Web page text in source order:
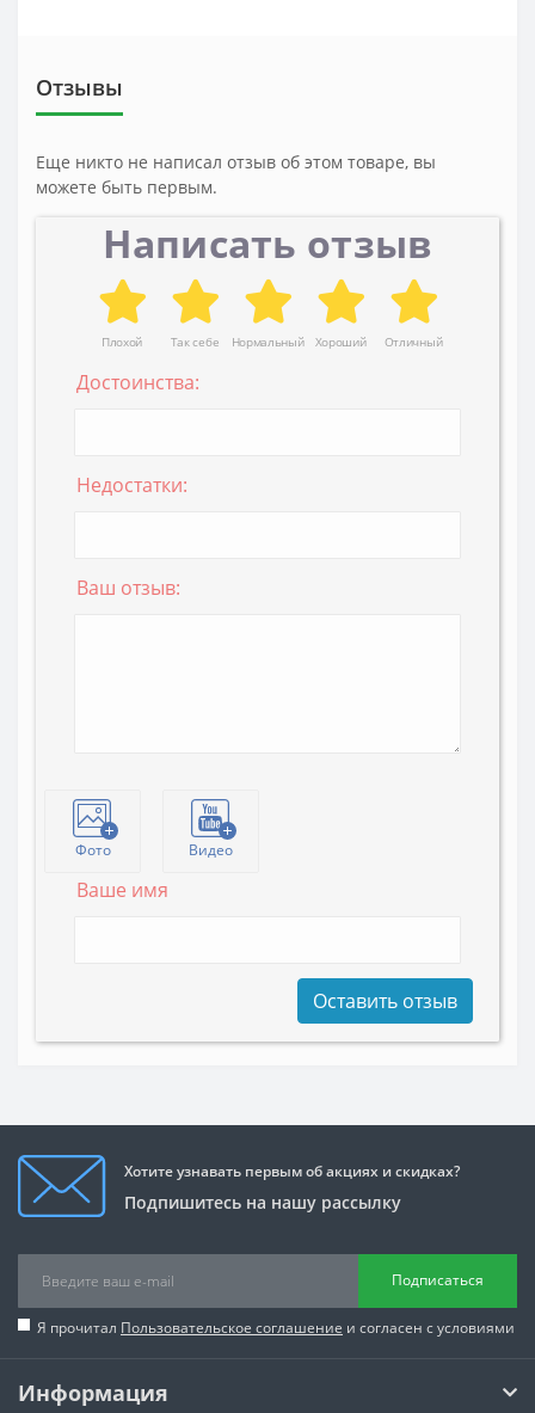
Отзывы
Еще никто не написал отзыв об этом товаре, вы
можете быть первым.
Написать отзыв
Плохой Так себе Нормальный Хороший Отличный
Достоинства:
Недостатки:
Ваш отзыв:
Фото Видео
Ваше имя
Оставить отзыв
Хотите узнавать первым об акциях и скидках?
Подпишитесь на нашу рассылку
Подписаться
Я прочитал Пользовательское соглашение и согласен с условиями
Информация